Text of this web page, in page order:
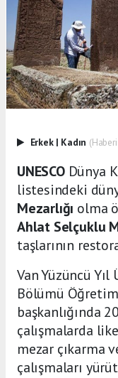
Erkek | Kadın
UNESCO Dünya
listesindeki
Mezarlığı olma
Ahlat Selçuklu
taşlarının
Van Yüzüncü
Bölümü
başkanlığında
çalışmalarda
mezar çıkarma
çalışmaları